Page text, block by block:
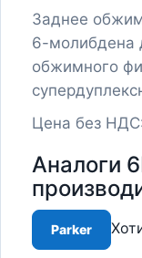
Заднее
6-молибдена
обжимного
Цена без
Аналоги
Parker